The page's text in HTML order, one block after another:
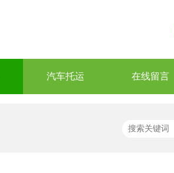
汽车托运 在线留言